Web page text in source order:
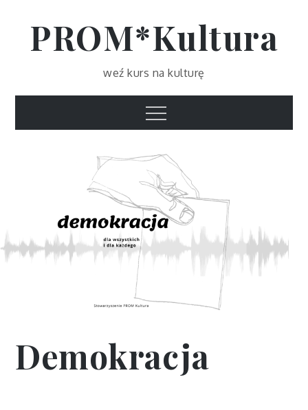
contentPROM*Kultura
weź kurs na kulturę
Menu
Demokracja